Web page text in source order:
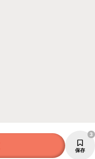
保存
3